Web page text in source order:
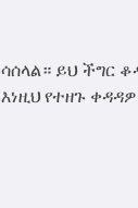
ይህ ችግር
የተዘጉ